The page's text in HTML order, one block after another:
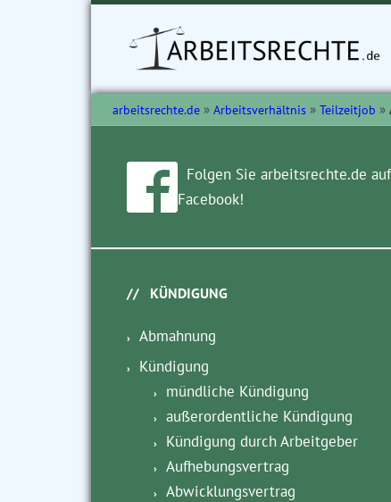
arbeitsrechte.de Arbeitsverhältnis Teilzeitjob
Folgen Sie arbeitsrechte.de auf
Facebook!
KÜNDIGUNG
Abmahnung
Kündigung
mündliche Kündigung
außerordentliche Kündigung
Kündigung durch Arbeitgeber
Aufhebungsvertrag
Abwicklungsvertrag